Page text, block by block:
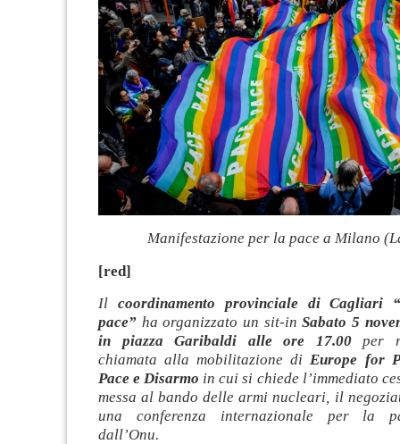
Manifestazione per la pace a Milano
[red]
Il coordinamento provinciale di Cagliari
pace” ha organizzato un sit-inSabato 5
in piazza Garibaldi alle ore 17.00per
chiamata alla mobilitazione diEurope for
Pace e Disarmo in cui si chiede l’immediato
messa al bando delle armi nucleari, il
una conferenza internazionale per la
dall’Onu.